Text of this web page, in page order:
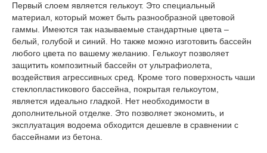
Первый слоем является гелькоут. Это специальный
материал, который может быть разнообразной цветовой
гаммы. Имеются так называемые стандартные цвета –
белый, голубой и синий. Но также можно изготовить бассейн
любого цвета по вашему желанию. Гелькоут позволяет
защитить композитный бассейн от ультрафиолета,
воздействия агрессивных сред. Кроме того поверхность чаши
стеклопластикового бассейна, покрытая гелькоутом,
является идеально гладкой. Нет необходимости в
дополнительной отделке. Это позволяет экономить, и
эксплуатация водоема обходится дешевле в сравнении с
бассейнами из бетона.